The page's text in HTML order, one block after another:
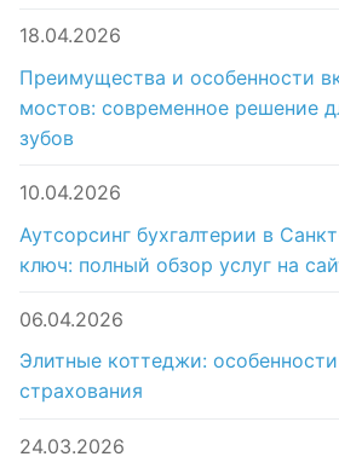
18.04.2026
Преимущества и особенности
мостов: современное решение
зубов
10.04.2026
Аутсорсинг бухгалтерии в
ключ: полный обзор услуг на
06.04.2026
Элитные коттеджи:
страхования
24.03.2026